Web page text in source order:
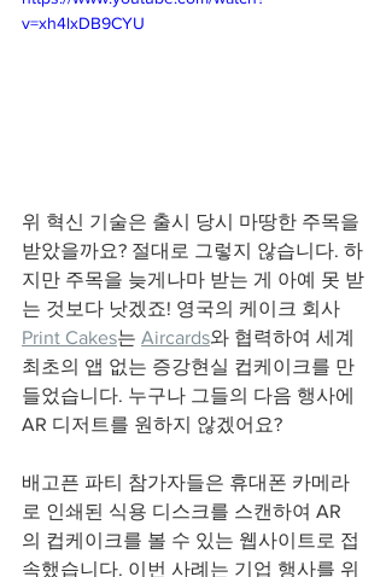
v=xh4lxDB9CYU
위 혁신 기술은 출시 당시 마땅한 주목을
받았을까요? 절대로 그렇지 않습니다. 하
지만 주목을 늦게나마 받는 게 아예 못 받
는 것보다 낫겠죠! 영국의 케이크 회사
Print Cakes는 Aircards와 협력하여 세계
최초의 앱 없는 증강현실 컵케이크를 만
들었습니다. 누구나 그들의 다음 행사에
AR 디저트를 원하지 않겠어요?
배고픈 파티 참가자들은 휴대폰 카메라
로 인쇄된 식용 디스크를 스캔하여 AR
의 컵케이크를 볼 수 있는 웹사이트로 접
속했습니다. 이번 사례는 기업 행사를 위